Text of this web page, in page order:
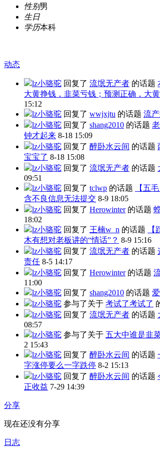
性别男
生日
学历本科
动态
lz小骆驼 回复了 流氓无产者 的话题
大黄挣钱，韭菜亏钱；预测正确，大
15:12
lz小骆驼 回复了 wwjxjtu 的话题 流
lz小骆驼 回复了 shang2010 的话题
钟才起来 8-18 15:09
lz小骆驼 回复了 醉卧水云间 的话题
宝宝了 8-18 15:08
lz小骆驼 回复了 流氓无产者 的话题
09:51
lz小骆驼 回复了 tclwp 的话题
【五
含不良信息无法提交 8-9 18:05
lz小骆驼 回复了 Herowinter的话题
18:02
lz小骆驼 回复了 王楠w_n 的话题
木有想对老板讲的“情话”？ 8-9 15:16
lz小骆驼 回复了 流氓无产者 的话题
责任 8-5 14:17
lz小骆驼 回复了 Herowinter的话题
11:00
lz小骆驼 回复了 shang2010 的话题
lz小骆驼 参与了关于 考试了考试了
lz小骆驼 回复了 流氓无产者 的话题
08:57
lz小骆驼 参与了关于 五大中谁是韭
2 15:43
lz小骆驼 回复了 醉卧水云间 的话题
字涨停要么一字跌停 8-2 15:13
lz小骆驼 回复了 醉卧水云间 的话题
正收益 7-29 14:39
分享
现在还没有分享
日志